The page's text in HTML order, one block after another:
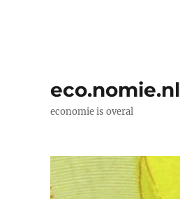
eco.nomie.nl
economie is overal